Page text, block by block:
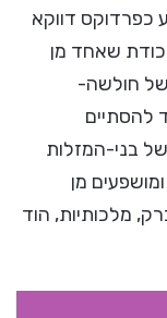
דווקא
שאחד מן
חולשה-
להסתיים
בני-המזלות
מן
מלכותיות, הוד